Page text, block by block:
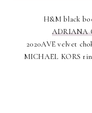
H&M black
ADRIANA
2020AVE velvet
MICHAEL KORS